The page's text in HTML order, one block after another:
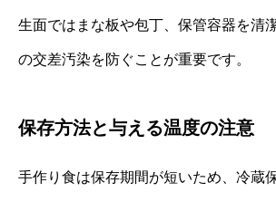
生面ではまな板や包丁、保管容器を清
の交差汚染を防ぐことが重要です。
保存方法と与える温度の注意
手作り食は保存期間が短いため、冷蔵